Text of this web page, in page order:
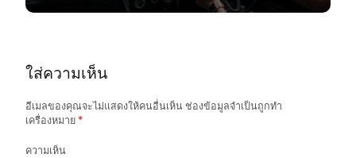
o
n
ใส่ความเห็น
อีเมลของคุณจะไม่แสดงให้คนอื่นเห็นช่องข้อมูลจำเป็นถูกทำ
เครื่องหมาย *
ความเห็น